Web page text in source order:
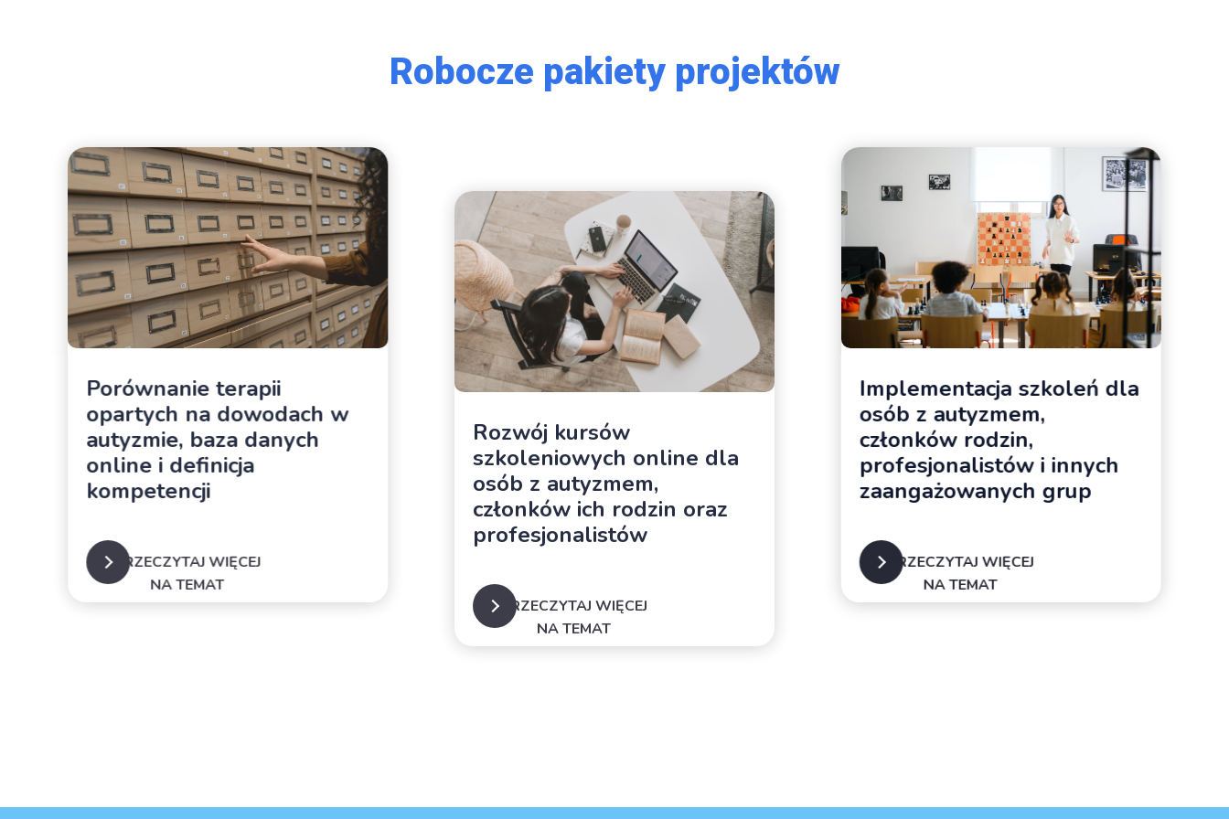
Robocze pakiety projektów
Porównanie terapii
opartych na dowodach w
autyzmie, baza danych
online i definicja
kompetencji
PRZECZYTAJ WIĘCEJ
NA TEMAT
Rozwój kursów
osób z autyzmem,
członków ich rodzin oraz
profesjonalistów
Implementacja szkoleń dla
osób z autyzmem,
członków rodzin,
profesjonalistów i innych
zaangażowanych grup
PRZECZYTAJ WIĘCEJ
NA TEMAT